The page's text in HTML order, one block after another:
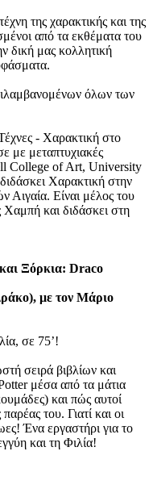
της χαρακτικής και της
από τα εκθέματα του
δική μας κολλητική
όλων των
- Χαρακτική στο
με μεταπτυχιακές
College of Art, University
Χαρακτική στην
Είναι μέλος του
και διδάσκει στη
Ξόρκια: Draco
με τον Μάριο
σε 75’!
σειρά βιβλίων και
μέσα από τα μάτια
και πώς αυτοί
του. Γιατί και οι
Ένα εργαστήρι για το
και τη Φιλία!